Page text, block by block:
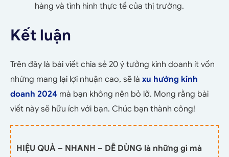
hàng và tình hình thực tế của thị trường.
Kết luận
Trên đây là bài viết chia sẻ 20 ý tưởng kinh doanh ít vốn
nhứng mang lại lợi nhuận cao, sẽ là xu hướng kinh
doanh 2024 mà bạn không nên bỏ lỡ. Mong rằng bài
viết này sẽ hữu ích với bạn. Chúc bạn thành công!
HIỆU QUẢ – NHANH – DỄ DÙNG là những gì mà